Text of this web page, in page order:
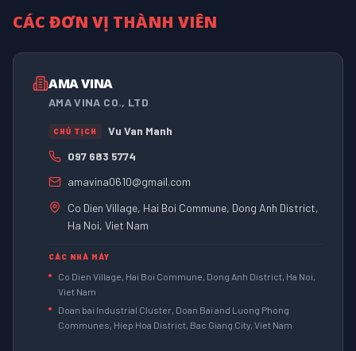
CÁC ĐƠN VỊ THÀNH VIÊN
AMA VINA
AMA VINA CO., LTD
CHỦ TỊCH
Vu Van Manh
097 683 5774
amavina0610@gmail.com
Co Dien Village, Hai Boi Commune, Dong Anh District,
Ha Noi, Viet Nam
CÁC NHÀ MÁY
Co Dien Village, Hai Boi Commune, Dong Anh District, Ha Noi,
Viet Nam
Doan bai Industrial Cluster, Doan Bai and Luong Phong
Communes, Hiep Hoa District, Bac Giang City, Viet Nam